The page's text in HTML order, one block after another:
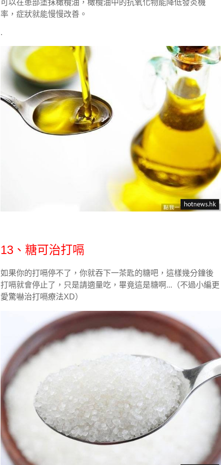
可以在患部塗抹橄欖油，橄欖油中的抗氧化物能降低發炎機
率，症狀就能慢慢改善。
.
13、糖可治打嗝
如果你的打嗝停不了，你就吞下一茶匙的糖吧，這樣幾分鐘後
打嗝就會停止了，只是請適量吃，畢竟這是糖啊...（不過小編更
愛驚嚇治打嗝療法XD）